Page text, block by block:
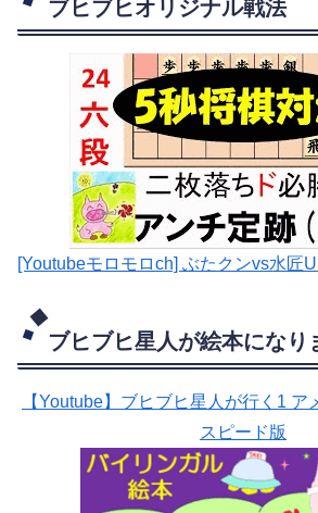
ブヒブヒオリジナル戦法
[Youtubeモロモロch] ぶたクンvs水匠
ブヒブヒ星人が絵本になり
【Youtube】ブヒブヒ星人が行く1
スピード版